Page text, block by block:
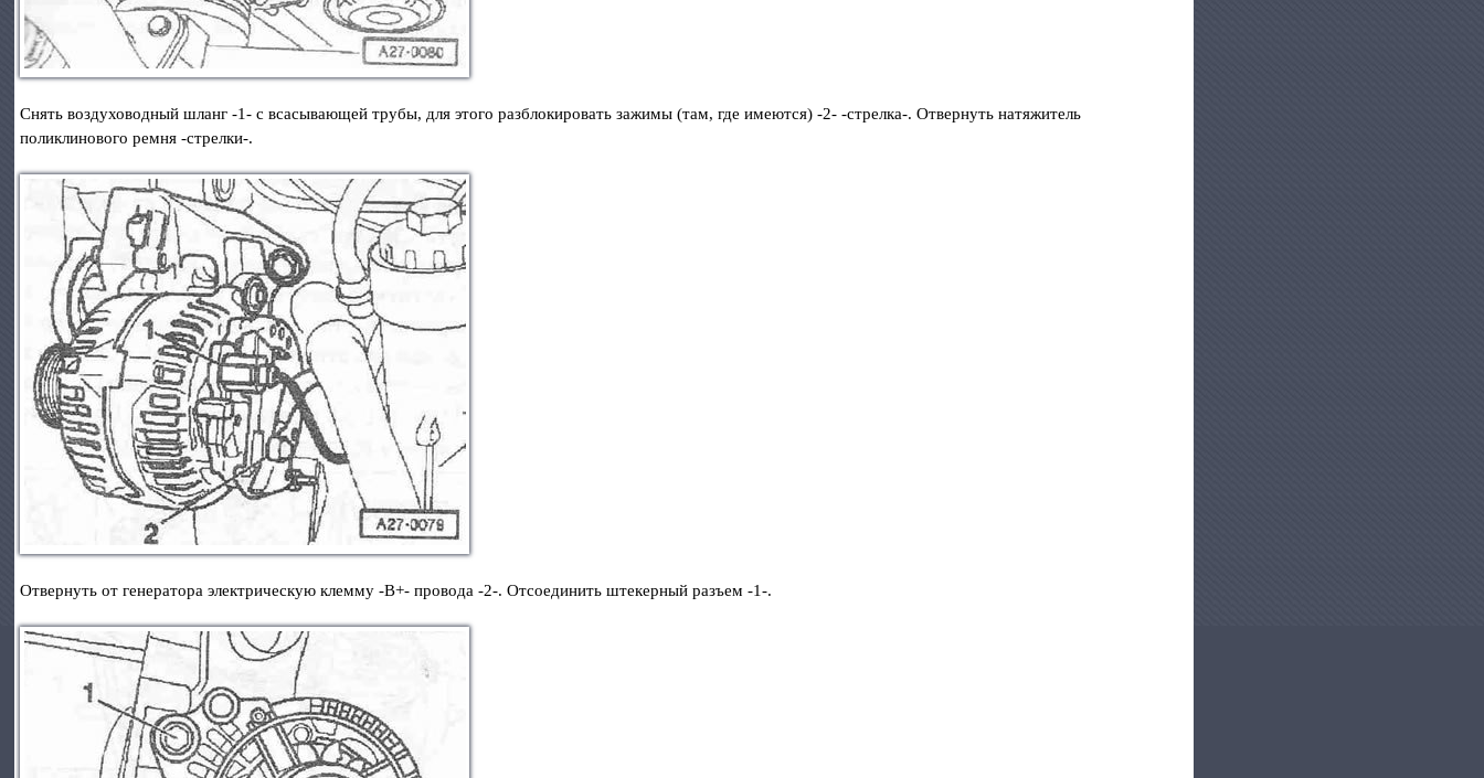
Снять воздуховодный шланг -1- с всасывающей трубы, для этого разблокировать зажимы (там, где имеются) -2- -стрелка-. Отвернуть натяжитель
поликлинового ремня -стрелки-.
Отвернуть от генератора электрическую клемму -В+- провода -2-. Отсоединить штекерный разъем -1-.